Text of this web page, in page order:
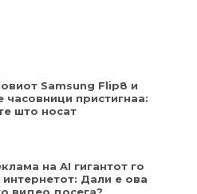
Samsung Flip8 и
часовници пристигнаа:
што носат
на AI гигантот го
Дали е ова